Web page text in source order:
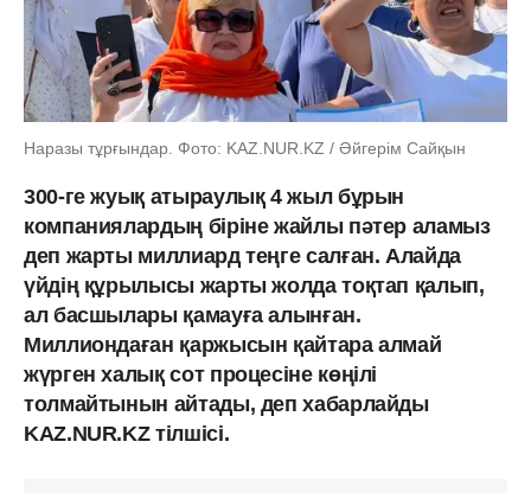
Наразы тұрғындар. Фото: KAZ.NUR.KZ / Әйгерім Сайқын
300-ге жуық атыраулық 4 жыл бұрын
компаниялардың біріне жайлы пәтер аламыз
деп жарты миллиард теңге салған. Алайда
үйдің құрылысы жарты жолда тоқтап қалып,
ал басшылары қамауға алынған.
Миллиондаған қаржысын қайтара алмай
жүрген халық сот процесіне көңілі
толмайтынын айтады, деп хабарлайды
KAZ.NUR.KZ тілшісі.